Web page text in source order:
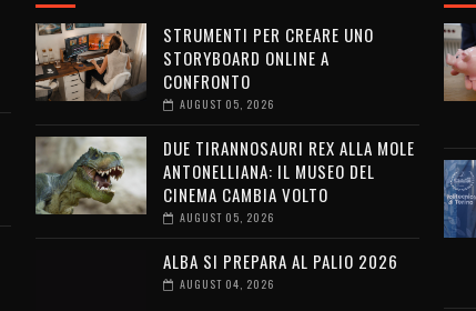
STRUMENTI PER CREARE UNO
STORYBOARD ONLINE A
CONFRONTO
AUGUST 05, 2026
DUE TIRANNOSAURI REX ALLA MOLE
ANTONELLIANA: IL MUSEO DEL
CINEMA CAMBIA VOLTO
AUGUST 05, 2026
ALBA SI PREPARA AL PALIO 2026
AUGUST 04, 2026